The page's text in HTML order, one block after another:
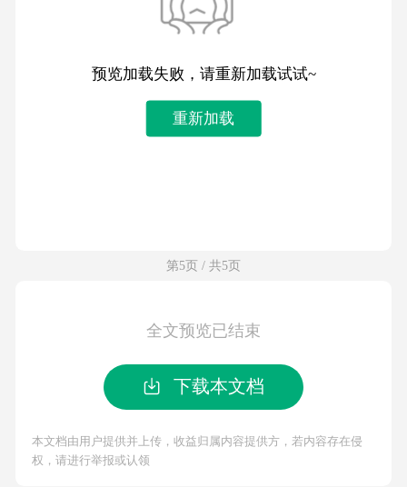
预览加载失败，请重新加载试试~
重新加载
第5页 / 共5页
全文预览已结束
下载本文档
本文档由用户提供并上传，收益归属内容提供方，若内容存在侵
权，请进行举报或认领